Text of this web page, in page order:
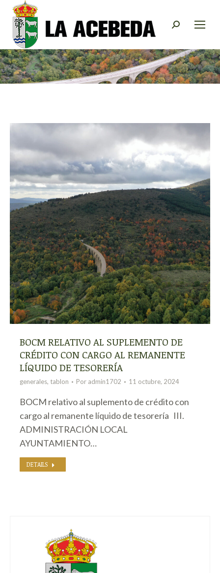
Buscar:
BOCM RELATIVO AL SUPLEMENTO DE
CRÉDITO CON CARGO AL REMANENTE
LÍQUIDO DE TESORERÍA
generales, tablon Por admin1702 11 octubre, 2024
BOCM relativo al suplemento de crédito con
cargo al remanente líquido de tesorería III.
ADMINISTRACIÓN LOCAL
AYUNTAMIENTO…
DETAILS